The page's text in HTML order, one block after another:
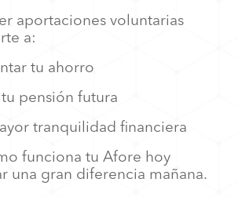
aportaciones voluntarias
a:
tu ahorro
pensión futura
tranquilidad financiera
funciona tu Afore hoy
una gran diferencia mañana.